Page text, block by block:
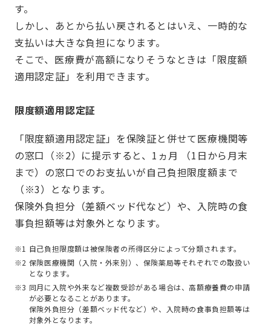
す。
しかし、あとから払い戻されるとはいえ、一時的な
支払いは大きな負担になります。
そこで、医療費が高額になりそうなときは「限度額
適用認定証」を利用できます。
限度額適用認定証
「限度額適用認定証」を保険証と併せて医療機関等
の窓口（※2）に提示すると、1ヵ月 （1日から月末
まで）の窓口でのお支払いが自己負担限度額まで
（※3）となります。
保険外負担分（差額ベッド代など）や、入院時の食
事負担額等は対象外となります。
※1 自己負担限度額は被保険者の所得区分によって分類されます。
※2 保険医療機関（入院・外来別）、保険薬局等それぞれでの取扱い
となります。
※3 同月に入院や外来など複数受診がある場合は、高額療養費の申請
が必要となることがあります。
保険外負担分（差額ベッド代など）や、入院時の食事負担額等は
対象外となります。